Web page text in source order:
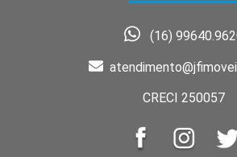
(16)
CRECI 250057